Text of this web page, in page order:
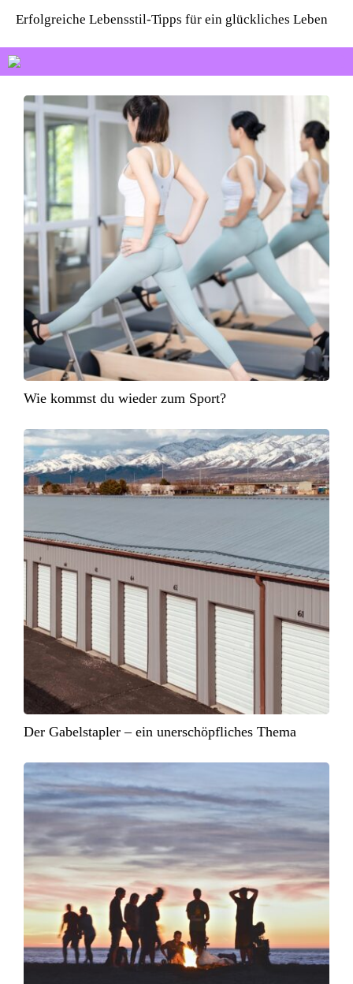
Erfolgreiche Lebensstil-Tipps für ein glückliches Leben
Wie kommst du wieder zum Sport?
Der Gabelstapler – ein unerschöpfliches Thema